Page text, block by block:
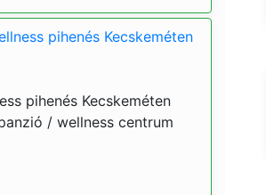
pihenés Kecskeméten
pihenés Kecskeméten
/ wellness centrum